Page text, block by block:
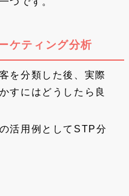
ケティング分析
を分類した後、実際
すにはどうしたら良
活用例としてSTP分